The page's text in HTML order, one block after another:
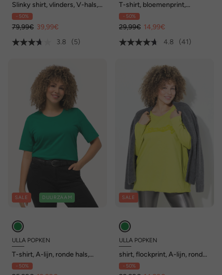
Slinky shirt, vlinders, V-hals,
korte mouwen
- 50%
79,99€ 39,99€
3.8
(5)
T-shirt, bloemenprint,
tuniekhals, V-hals, halve
mouwen
- 50%
29,99€ 14,99€
4.8
(41)
SALE DUURZAAM
ULLA POPKEN
T-shirt, A-lijn, ronde hals,
korte mouwen
- 50%
SALE
ULLA POPKEN
shirt, flockprint, A-lijn, ronde
hals, lange mouwen, open
afgewerkt
- 50%